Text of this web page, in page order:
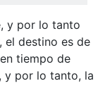
y por lo tanto
el destino es de
tiempo de
y por lo tanto, la